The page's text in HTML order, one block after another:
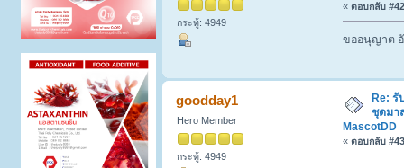
กระทู้: 4949
« ตอบกลับ
ขออนุญาต
goodday1
Hero Member
กระทู้: 4949
Re: รั
ชุดมา
MascotDD
« ตอบกลับ